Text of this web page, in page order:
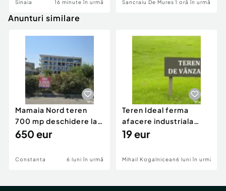
Sinaia 16 minute în urmă Sancraiu De Mures 1 oră în urmă
Anunturi similare
Mamaia Nord teren
700 mp deschidere la
D24 si D25
650 eur
Constanta 6 luni în urmă
Teren Ideal ferma
afacere industriala
deschidere 71 ml la
19 eur
Mihail Kogalniceanu6 luni în urmă